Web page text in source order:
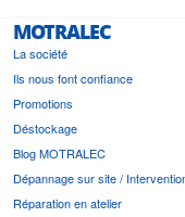
MOTRALEC
La société
Ils nous font confiance
Promotions
Déstockage
Blog MOTRALEC
Dépannage sur site /
Réparation en atelier